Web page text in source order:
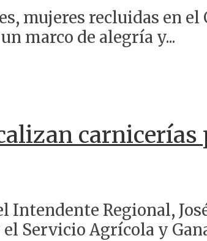
mujeres recluidas en
marco de alegría y...
carnicerías
Intendente Regional,
Servicio Agrícola y